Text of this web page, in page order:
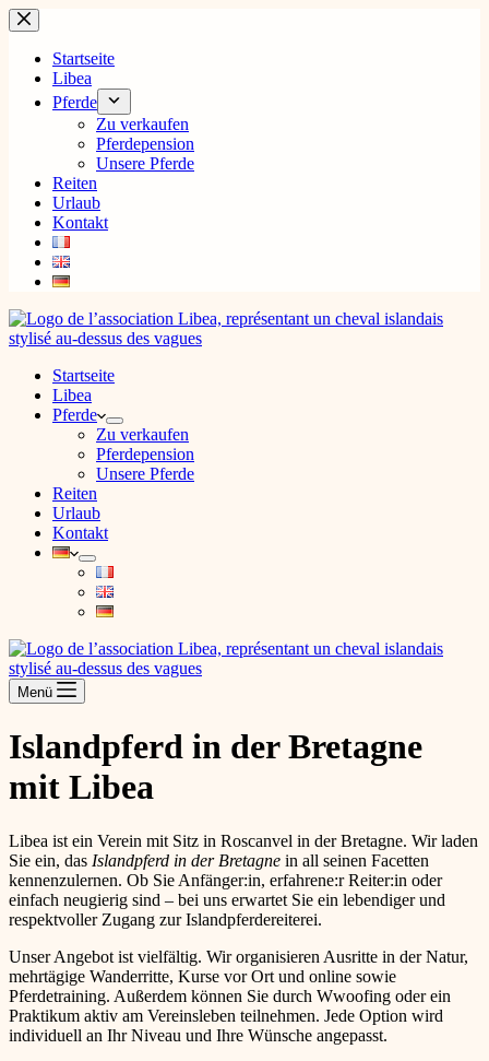
Zum
Inhalt
springenStartseite
Libea
Pferde
Zu verkaufen
Pferdepension
Unsere Pferde
Reiten
Urlaub
Kontakt
Startseite
Libea
Pferde
Zu verkaufen
Pferdepension
Unsere Pferde
Reiten
Urlaub
Kontakt
Menü
Islandpferd in der Bretagne
mit Libea
Libea ist ein Verein mit Sitz in Roscanvel in der Bretagne. Wir laden
Sie ein, das Islandpferd in der Bretagne in all seinen Facetten
kennenzulernen. Ob Sie Anfänger:in, erfahrene:r Reiter:in oder
einfach neugierig sind – bei uns erwartet Sie ein lebendiger und
respektvoller Zugang zur Islandpferdereiterei.
Unser Angebot ist vielfältig. Wir organisieren Ausritte in der Natur,
mehrtägige Wanderritte, Kurse vor Ort und online sowie
Pferdetraining. Außerdem können Sie durch Wwoofing oder ein
Praktikum aktiv am Vereinsleben teilnehmen. Jede Option wird
individuell an Ihr Niveau und Ihre Wünsche angepasst.